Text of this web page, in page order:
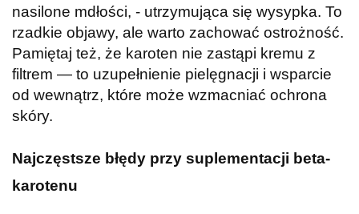
nasilone mdłości, - utrzymująca się wysypka. To
rzadkie objawy, ale warto zachować ostrożność.
Pamiętaj też, że karoten nie zastąpi kremu z
filtrem — to uzupełnienie pielęgnacji i wsparcie
od wewnątrz, które może wzmacniać ochrona
skóry.
Najczęstsze błędy przy suplementacji beta-
karotenu